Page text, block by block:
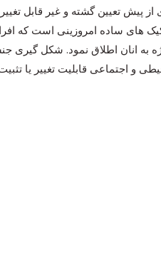
پیش تعیین گشته و غیر قابل
های ساده امروزینی است که
به انان اطلاق نمود. شکل